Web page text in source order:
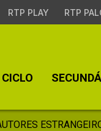
RTP PLAY RTP